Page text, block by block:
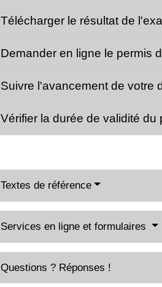
Télécharger le résultat de
Demander en ligne le permis
Suivre l'avancement de votre
Vérifier la durée de validité du
Textes de référence
Services en ligne et formulaires
Questions ? Réponses !